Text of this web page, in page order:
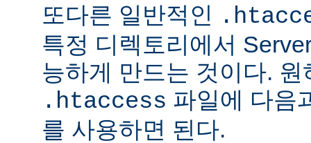
또다른 일반적인
특정 디렉토리에서
능하게 만드는 것이다.
.htaccess 파일에 다음
를 사용하면 된다.